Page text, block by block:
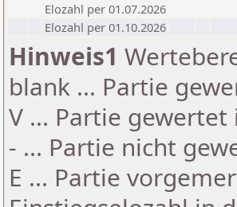
Elozahl per 01.07.2026
Elozahl per 01.10.2026
Hinweis1
blank ... Partie
V ... Partie
- ... Partie nicht
E ... Partie